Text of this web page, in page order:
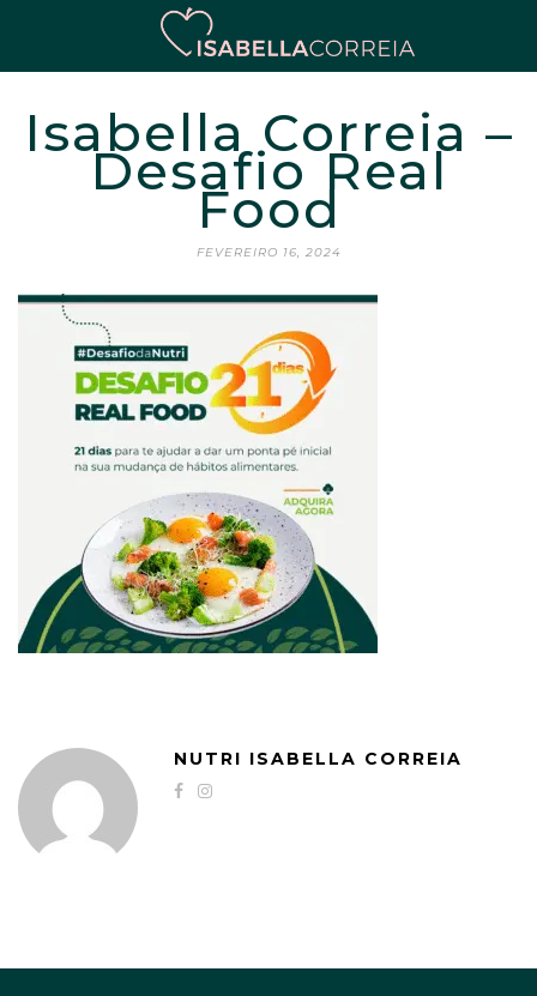
Isabella Correia –
Desafio Real
Food
FEVEREIRO 16, 2024
NUTRI ISABELLA CORREIA